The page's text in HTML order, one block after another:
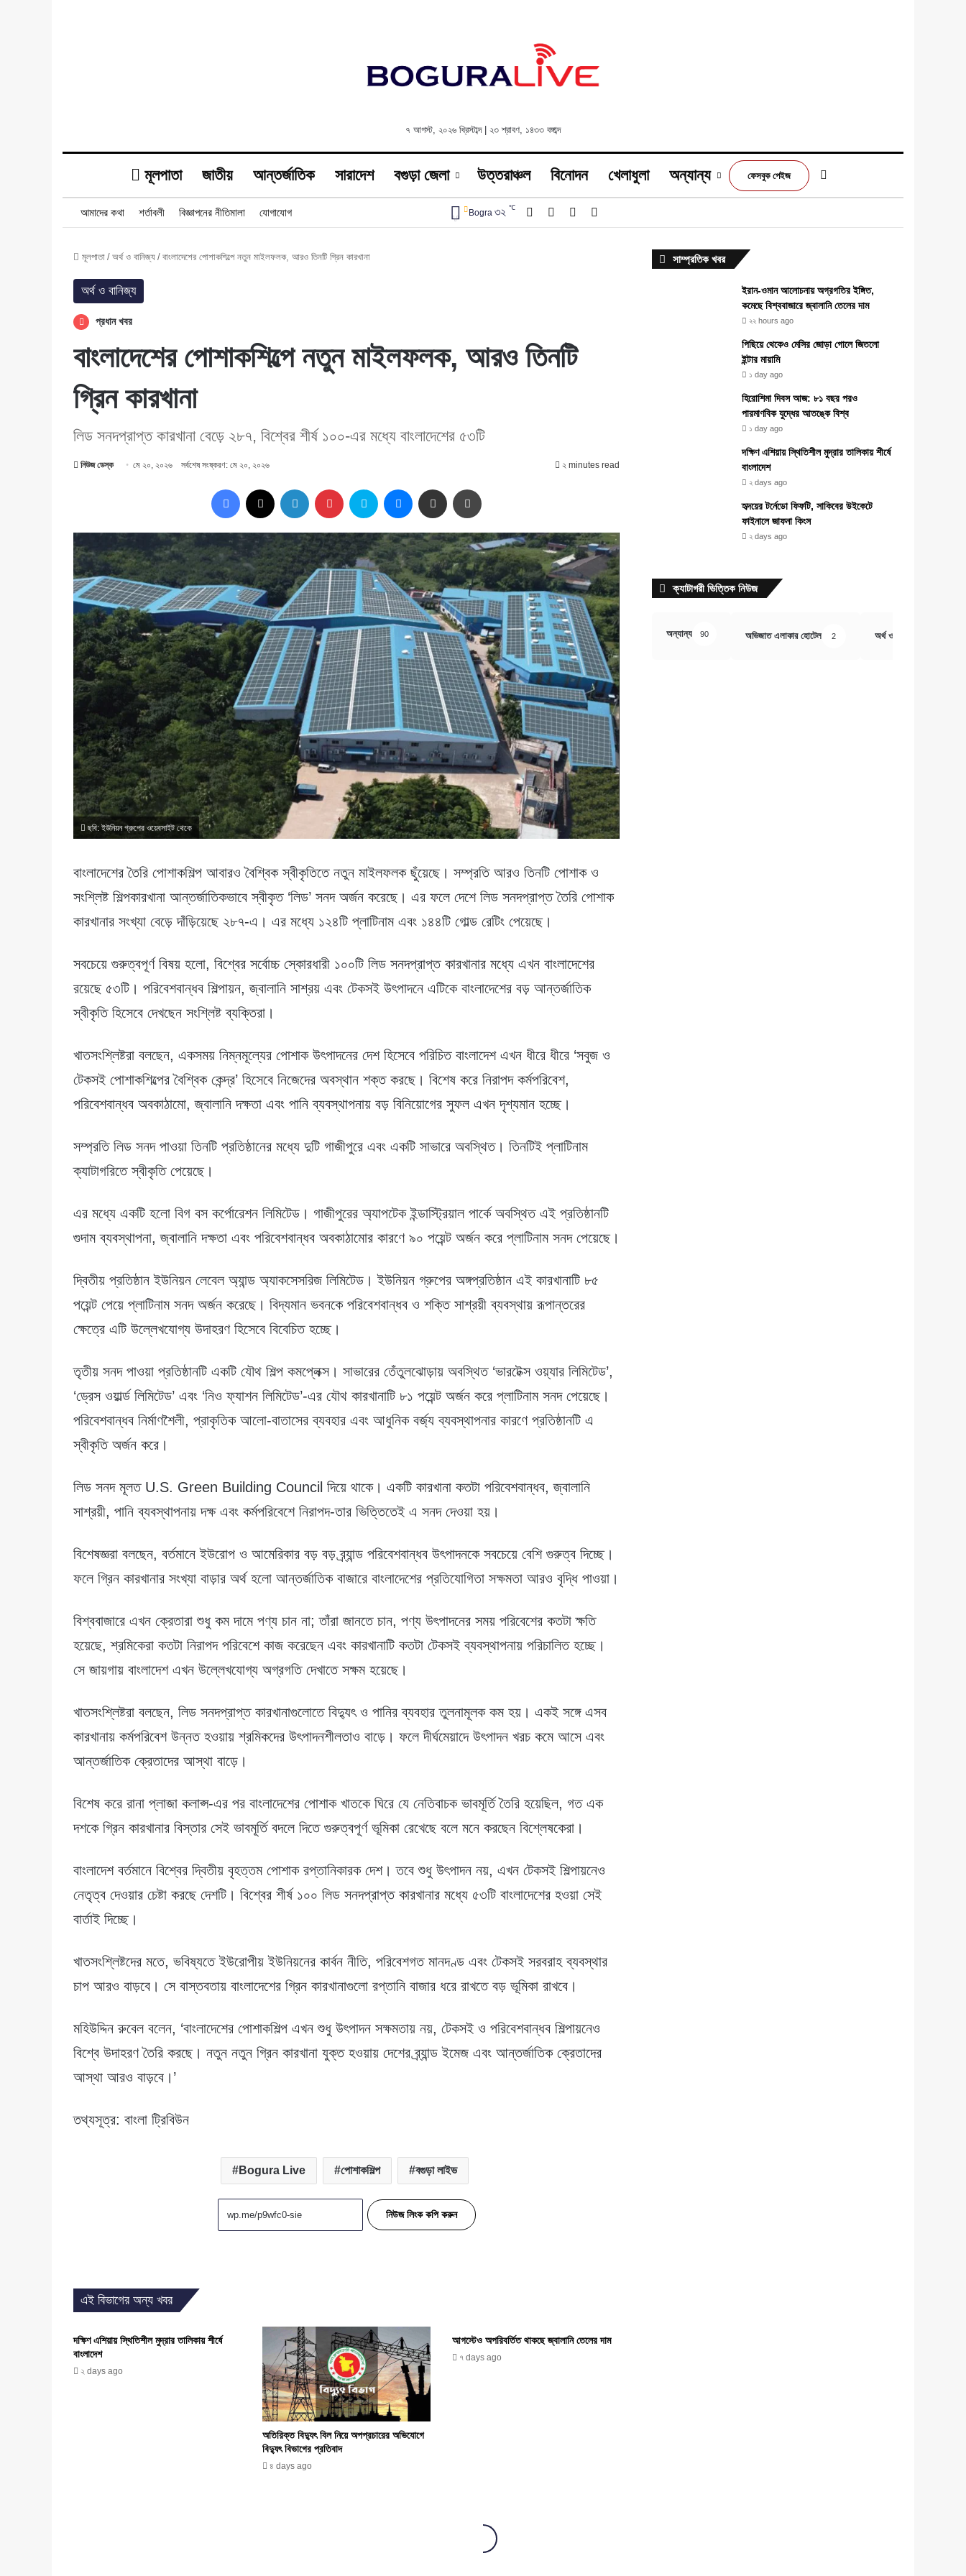
৭ আগস্ট, ২০২৬ খ্রিস্টাব্দ| ২৩ শ্রাবণ, ১৪৩৩ বঙ্গাব্দ
মূলপাতা জাতীয় আন্তর্জাতিক সারাদেশ বগুড়া জেলা উত্তরাঞ্চল বিনোদন খেলাধুলা অন্যান্য ফেসবুক পেইজ
আমাদের কথা শর্তাবলী বিজ্ঞাপনের নীতিমালা যোগাযোগ Bogra ৩২ ℃ Facebook YouTube
মূলপাতা / অর্থ ও বানিজ্য / বাংলাদেশের পোশাকশিল্পে নতুন মাইলফলক, আরও তিনটি গ্রিন কারখানা
অর্থ ও বানিজ্য
প্রধান খবর
বাংলাদেশের পোশাকশিল্পে নতুন মাইলফলক, আরও তিনটি
গ্রিন কারখানা
লিড সনদপ্রাপ্ত কারখানা বেড়ে ২৮৭, বিশ্বের শীর্ষ ১০০-এর মধ্যে বাংলাদেশের ৫৩টি
নিউজ ডেস্ক মে ২০, ২০২৬ সর্বশেষ সংষ্করণ: মে ২০, ২০২৬ ২ minutes read
Facebook LinkedIn Pinterest Skype MessengerShare via Email
ছবি: ইউনিয়ন গ্রুপের ওয়েবসাইট থেকে
বাংলাদেশের তৈরি পোশাকশিল্প আবারও বৈশ্বিক স্বীকৃতিতে নতুন মাইলফলক ছুঁয়েছে। সম্প্রতি আরও তিনটি পোশাক ও
সংশ্লিষ্ট শিল্পকারখানা আন্তর্জাতিকভাবে স্বীকৃত ‘লিড’ সনদ অর্জন করেছে। এর ফলে দেশে লিড সনদপ্রাপ্ত তৈরি পোশাক
কারখানার সংখ্যা বেড়ে দাঁড়িয়েছে ২৮৭-এ। এর মধ্যে ১২৪টি প্লাটিনাম এবং ১৪৪টি গোল্ড রেটিং পেয়েছে।
সবচেয়ে গুরুত্বপূর্ণ বিষয় হলো, বিশ্বের সর্বোচ্চ স্কোরধারী ১০০টি লিড সনদপ্রাপ্ত কারখানার মধ্যে এখন বাংলাদেশের
রয়েছে ৫৩টি। পরিবেশবান্ধব শিল্পায়ন, জ্বালানি সাশ্রয় এবং টেকসই উৎপাদনে এটিকে বাংলাদেশের বড় আন্তর্জাতিক
স্বীকৃতি হিসেবে দেখছেন সংশ্লিষ্ট ব্যক্তিরা।
খাতসংশ্লিষ্টরা বলছেন, একসময় নিম্নমূল্যের পোশাক উৎপাদনের দেশ হিসেবে পরিচিত বাংলাদেশ এখন ধীরে ধীরে ‘সবুজ ও
টেকসই পোশাকশিল্পের বৈশ্বিক কেন্দ্র’ হিসেবে নিজেদের অবস্থান শক্ত করছে। বিশেষ করে নিরাপদ কর্মপরিবেশ,
পরিবেশবান্ধব অবকাঠামো, জ্বালানি দক্ষতা এবং পানি ব্যবস্থাপনায় বড় বিনিয়োগের সুফল এখন দৃশ্যমান হচ্ছে।
সম্প্রতি লিড সনদ পাওয়া তিনটি প্রতিষ্ঠানের মধ্যে দুটি গাজীপুরে এবং একটি সাভারে অবস্থিত। তিনটিই প্লাটিনাম
ক্যাটাগরিতে স্বীকৃতি পেয়েছে।
এর মধ্যে একটি হলো বিগ বস কর্পোরেশন লিমিটেড। গাজীপুরের অ্যাপটেক ইন্ডাস্ট্রিয়াল পার্কে অবস্থিত এই প্রতিষ্ঠানটি
গুদাম ব্যবস্থাপনা, জ্বালানি দক্ষতা এবং পরিবেশবান্ধব অবকাঠামোর কারণে ৯০ পয়েন্ট অর্জন করে প্লাটিনাম সনদ পেয়েছে।
দ্বিতীয় প্রতিষ্ঠান ইউনিয়ন লেবেল অ্যান্ড অ্যাকসেসরিজ লিমিটেড। ইউনিয়ন গ্রুপের অঙ্গপ্রতিষ্ঠান এই কারখানাটি ৮৫
পয়েন্ট পেয়ে প্লাটিনাম সনদ অর্জন করেছে। বিদ্যমান ভবনকে পরিবেশবান্ধব ও শক্তি সাশ্রয়ী ব্যবস্থায় রূপান্তরের
ক্ষেত্রে এটি উল্লেখযোগ্য উদাহরণ হিসেবে বিবেচিত হচ্ছে।
তৃতীয় সনদ পাওয়া প্রতিষ্ঠানটি একটি যৌথ শিল্প কমপ্লেক্স। সাভারের তেঁতুলঝোড়ায় অবস্থিত ‘ভারটেক্স ওয়্যার লিমিটেড’,
‘ড্রেস ওয়ার্ল্ড লিমিটেড’ এবং ‘নিও ফ্যাশন লিমিটেড’-এর যৌথ কারখানাটি ৮১ পয়েন্ট অর্জন করে প্লাটিনাম সনদ পেয়েছে।
পরিবেশবান্ধব নির্মাণশৈলী, প্রাকৃতিক আলো-বাতাসের ব্যবহার এবং আধুনিক বর্জ্য ব্যবস্থাপনার কারণে প্রতিষ্ঠানটি এ
স্বীকৃতি অর্জন করে।
লিড সনদ মূলত U.S. Green Building Council দিয়ে থাকে। একটি কারখানা কতটা পরিবেশবান্ধব, জ্বালানি
সাশ্রয়ী, পানি ব্যবস্থাপনায় দক্ষ এবং কর্মপরিবেশে নিরাপদ-তার ভিত্তিতেই এ সনদ দেওয়া হয়।
বিশেষজ্ঞরা বলছেন, বর্তমানে ইউরোপ ও আমেরিকার বড় বড় ব্র্যান্ড পরিবেশবান্ধব উৎপাদনকে সবচেয়ে বেশি গুরুত্ব দিচ্ছে।
ফলে গ্রিন কারখানার সংখ্যা বাড়ার অর্থ হলো আন্তর্জাতিক বাজারে বাংলাদেশের প্রতিযোগিতা সক্ষমতা আরও বৃদ্ধি পাওয়া।
বিশ্ববাজারে এখন ক্রেতারা শুধু কম দামে পণ্য চান না; তাঁরা জানতে চান, পণ্য উৎপাদনের সময় পরিবেশের কতটা ক্ষতি
হয়েছে, শ্রমিকেরা কতটা নিরাপদ পরিবেশে কাজ করেছেন এবং কারখানাটি কতটা টেকসই ব্যবস্থাপনায় পরিচালিত হচ্ছে।
সে জায়গায় বাংলাদেশ এখন উল্লেখযোগ্য অগ্রগতি দেখাতে সক্ষম হয়েছে।
খাতসংশ্লিষ্টরা বলছেন, লিড সনদপ্রাপ্ত কারখানাগুলোতে বিদ্যুৎ ও পানির ব্যবহার তুলনামূলক কম হয়। একই সঙ্গে এসব
কারখানায় কর্মপরিবেশ উন্নত হওয়ায় শ্রমিকদের উৎপাদনশীলতাও বাড়ে। ফলে দীর্ঘমেয়াদে উৎপাদন খরচ কমে আসে এবং
আন্তর্জাতিক ক্রেতাদের আস্থা বাড়ে।
বিশেষ করে রানা প্লাজা কলাপ্স-এর পর বাংলাদেশের পোশাক খাতকে ঘিরে যে নেতিবাচক ভাবমূর্তি তৈরি হয়েছিল, গত এক
দশকে গ্রিন কারখানার বিস্তার সেই ভাবমূর্তি বদলে দিতে গুরুত্বপূর্ণ ভূমিকা রেখেছে বলে মনে করছেন বিশ্লেষকেরা।
বাংলাদেশ বর্তমানে বিশ্বের দ্বিতীয় বৃহত্তম পোশাক রপ্তানিকারক দেশ। তবে শুধু উৎপাদন নয়, এখন টেকসই শিল্পায়নেও
নেতৃত্ব দেওয়ার চেষ্টা করছে দেশটি। বিশ্বের শীর্ষ ১০০ লিড সনদপ্রাপ্ত কারখানার মধ্যে ৫৩টি বাংলাদেশের হওয়া সেই
বার্তাই দিচ্ছে।
খাতসংশ্লিষ্টদের মতে, ভবিষ্যতে ইউরোপীয় ইউনিয়নের কার্বন নীতি, পরিবেশগত মানদণ্ড এবং টেকসই সরবরাহ ব্যবস্থার
চাপ আরও বাড়বে। সে বাস্তবতায় বাংলাদেশের গ্রিন কারখানাগুলো রপ্তানি বাজার ধরে রাখতে বড় ভূমিকা রাখবে।
মহিউদ্দিন রুবেল বলেন, ‘বাংলাদেশের পোশাকশিল্প এখন শুধু উৎপাদন সক্ষমতায় নয়, টেকসই ও পরিবেশবান্ধব শিল্পায়নেও
বিশ্বে উদাহরণ তৈরি করছে। নতুন নতুন গ্রিন কারখানা যুক্ত হওয়ায় দেশের ব্র্যান্ড ইমেজ এবং আন্তর্জাতিক ক্রেতাদের
আস্থা আরও বাড়বে।’
তথ্যসূত্র: বাংলা ট্রিবিউন
Bogura Live পোশাকশিল্প বগুড়া লাইভ
নিউজ লিংক কপি করুন
এই বিভাগের অন্য খবর
দক্ষিণ এশিয়ায় স্থিতিশীল মুদ্রার তালিকায় শীর্ষে
বাংলাদেশ
২ days ago
অতিরিক্ত বিদ্যুৎ বিল নিয়ে অপপ্রচারের অভিযোগে
বিদ্যুৎ বিভাগের প্রতিবাদ
৪ days ago
আগস্টেও অপরিবর্তিত থাকছে জ্বালানি তেলের দাম
৭ days ago
সাম্প্রতিক খবর
ইরান-ওমান আলোচনায় অগ্রগতির ইঙ্গিত,
কমেছে বিশ্ববাজারে জ্বালানি তেলের দাম
২২ hours ago
পিছিয়ে থেকেও মেসির জোড়া গোলে জিতলো
ইন্টার মায়ামি
১ day ago
হিরোশিমা দিবস আজ: ৮১ বছর পরও
পারমাণবিক যুদ্ধের আতঙ্কে বিশ্ব
১ day ago
দক্ষিণ এশিয়ায় স্থিতিশীল মুদ্রার তালিকায় শীর্ষে
বাংলাদেশ
২ days ago
হৃদয়ের টর্নেডো ফিফটি, সাকিবের উইকেটে
ফাইনালে জাফনা কিংস
২ days ago
ক্যাটাগরী ভিত্তিক নিউজ
অন্যান্য 90 অভিজাত এলাকার হোটেল 2 অর্থ ও বানিজ্য